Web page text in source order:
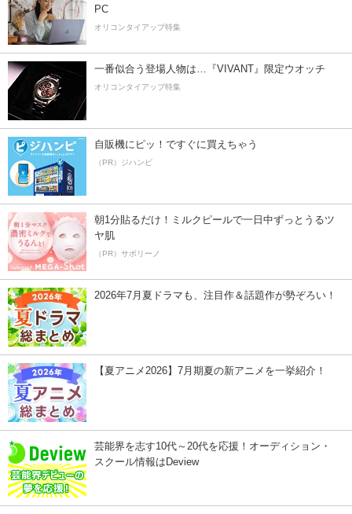
PC
オリコンタイアップ特集
一番似合う登場人物は…『VIVANT』限定ウオッチ
オリコンタイアップ特集
自販機にピッ！ですぐに買えちゃう
（PR）ジハンピ
朝1分貼るだけ！ミルクピールで一日中ずっとうるツ
ヤ肌
（PR）サボリーノ
2026年7月夏ドラマも、注目作＆話題作が勢ぞろい！
【夏アニメ2026】7月期夏の新アニメを一挙紹介！
芸能界を志す10代～20代を応援！オーディション・
スクール情報はDeview